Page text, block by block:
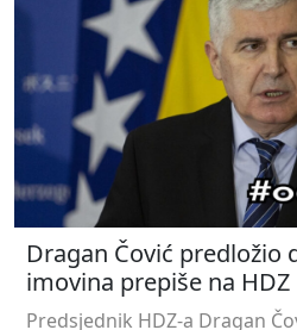
Dragan Čović predložio
imovina prepiše na HDZ
Predsjednik HDZ-a Dragan